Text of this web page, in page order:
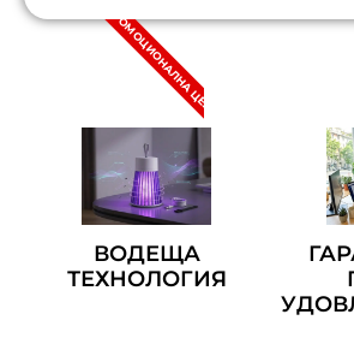
ПРОМОЦИОНАЛНА ЦЕНА
ВОДЕЩА
ТЕХНОЛОГИЯ